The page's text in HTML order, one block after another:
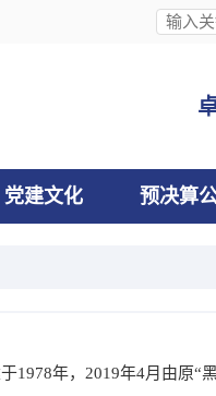
党建文化 预决算
1978年，2019年4月由原“